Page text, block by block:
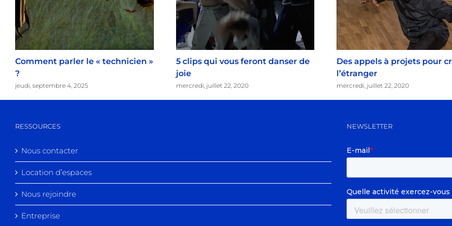
Comment parler le « technicien »
?
jeudi, septembre 4, 2025
5 clips qui vous feront danser de
joie
mercredi, juillet 22, 2020
Des appels à projets pour
l’étranger
mercredi, juillet 22, 2020
RESSOURCES
Nous contacter
Location d’espaces
Nous rejoindre
Entreprise
NEWSLETTER